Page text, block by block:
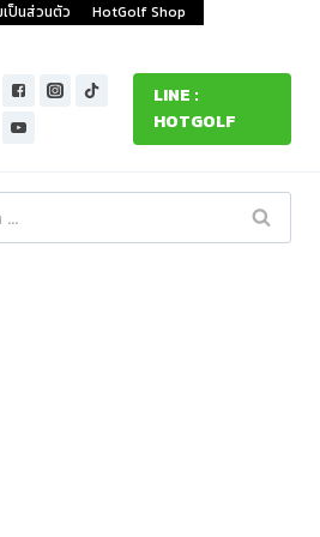
ป็นส่วนตัว HotGolf Shop
LINE :
HOTGOLF